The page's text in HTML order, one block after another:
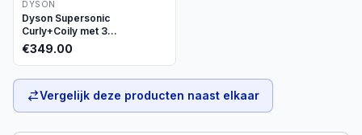
DYSON
Dyson Supersonic
Curly+Coily met 3
opzetstukken
€349.00
Vergelijk deze producten naast elkaar